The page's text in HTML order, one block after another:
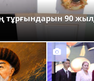
тұрғындарын 90